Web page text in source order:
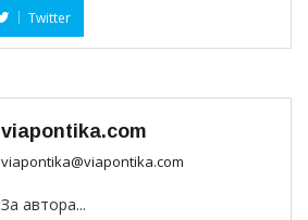
Twitter
viapontika.com
viapontika@viapontika.com
За автора...